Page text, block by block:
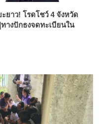
ยาว! โรดโชว์ 4 จังหวัด
างปักธงจดทะเบียนใน